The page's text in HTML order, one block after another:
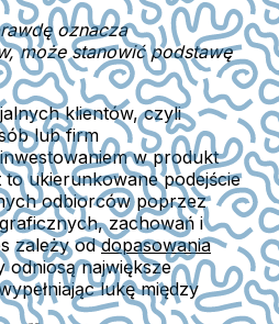
oznacza
może stanowić podstawę
klientów, czyli
lub firm
w produkt
to ukierunkowane podejście
odbiorców poprzez
zachowań i
zależy oddopasowania
największe
lukę między